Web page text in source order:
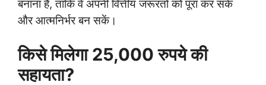
बनाना है, ताकि वे अपनी वित्तीय जरूरतों को पूरा कर सकें
और आत्मनिर्भर बन सकें।
किसे मिलेगा 25,000 रुपये की
सहायता?